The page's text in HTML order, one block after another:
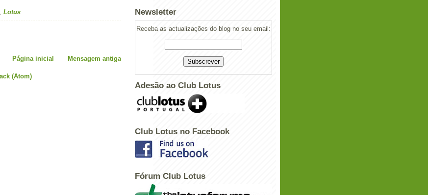
Lotus
Mensagem antiga
Página inicial
(Atom)
Newsletter
Receba as actualizações do blog no seu email:
Adesão ao Club Lotus
Club Lotus no Facebook
Fórum Club Lotus